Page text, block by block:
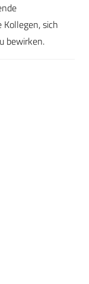
sich
bewirken.